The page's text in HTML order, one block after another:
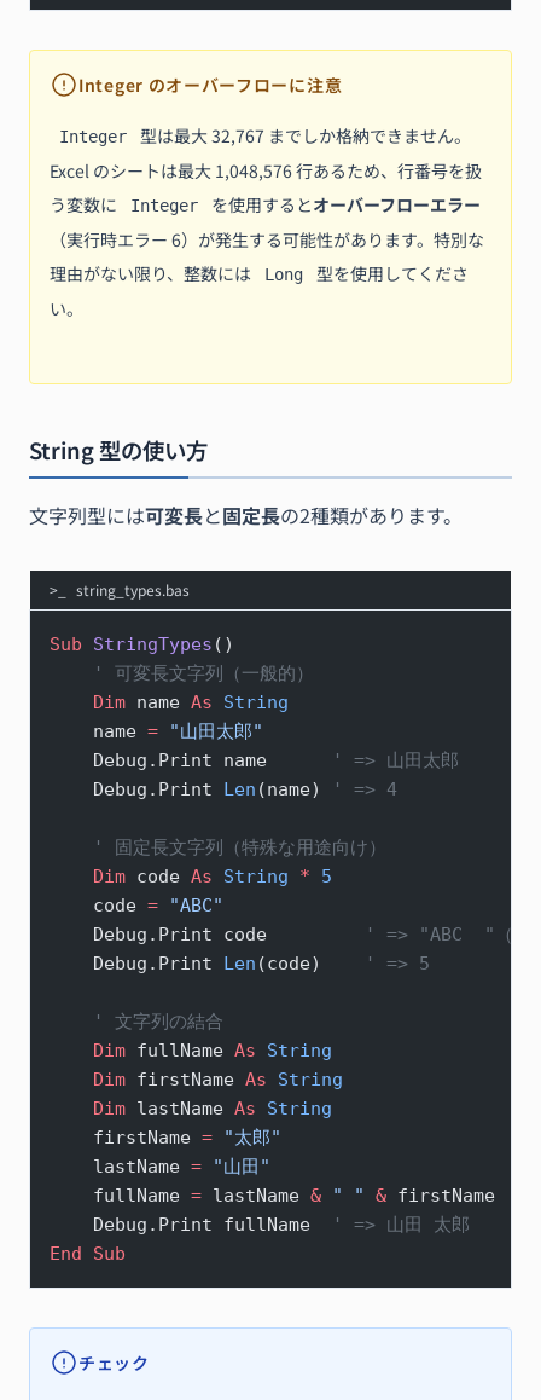
Integer のオーバーフローに注意
Integer
型は最大 32,767 までしか格納できません。
Excel のシートは最大 1,048,576 行あるため、行番号を扱
う変数に
Integer を使用するとオーバーフローエラー
（実行時エラー 6）が発生する可能性があります。特別な
理由がない限り、整数には
Long
型を使用してくださ
い。
String 型の使い方
文字列型には可変長と固定長の2種類があります。
string_types.bas
Sub StringTypes ()
    ' 可変長文字列（一般的）
    Dim
name As String
    name
= "山田太郎"
    Debug.Print name
' => 山田太郎
    Debug.Print
Len (name) ' => 4
    ' 固定長文字列（特殊な用途向け）
    Dim
code As String * 5
    code
= "ABC"
    Debug.Print code
' => "ABC  "（5文
    Debug.Print
Len (code) ' => 5
    ' 文字列の結合
    Dim
fullName As String
    Dim
firstName As String
    Dim
lastName As String
    firstName
= "太郎"
    lastName
= "山田"
    fullName
= lastName & " " & firstName
    Debug.Print fullName
' => 山田 太郎
End Sub
チェック